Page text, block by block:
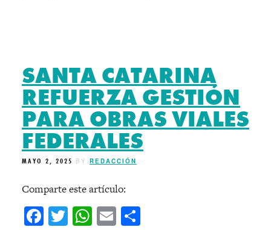
SANTA CATARINA
REFUERZA GESTIÓN
PARA OBRAS VIALES
FEDERALES
MAYO 2, 2025 BY REDACCIÓN
Comparte este artículo:
Facebook
Twitter
WhatsApp
Email